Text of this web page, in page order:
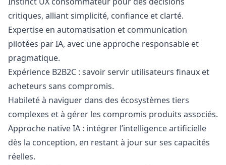
critiques, alliant simplicité, confiance et clarté.
Expertise en automatisation et communication
pilotées par IA, avec une approche responsable et
pragmatique.
Expérience B2B2C : savoir servir utilisateurs finaux et
acheteurs sans compromis.
Habileté à naviguer dans des écosystèmes tiers
complexes et à gérer les compromis produits associés.
Approche native IA : intégrer l’intelligence artificielle
dès la conception, en restant à jour sur ses capacités
réelles.